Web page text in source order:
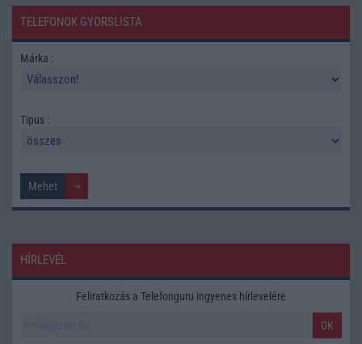
TELEFONOK GYORSLISTA
Márka :
Tipus :
HÍRLEVÉL
Feliratkozás a Telefonguru ingyenes hírlevelére
OK